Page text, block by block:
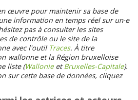
œuvre pour maintenir sa base de
information en temps réel sur un·e
pas à consulter les sites
de contrôle ou le site de la
avec l'outil Traces. À titre
wallonne et la Région bruxelloise
liste (WallonieetBruxelles-Capitale).
sur cette base de données, cliquez